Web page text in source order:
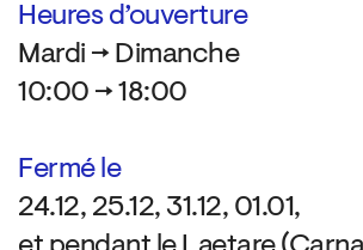
Heures d’ouverture
Mardi → Dimanche
10:00 → 18:00
Fermé le
24.12, 25.12, 31.12, 01.01,